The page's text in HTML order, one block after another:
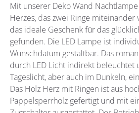
Mit unserer Deko Wand
Herzes, das zwei Ringe miteinander
das ideale Geschenk für das
gefunden. Die LED Lampe ist
Wunschdatum gestaltbar. Das
durch LED Licht indirekt beleuchtet
Tageslicht, aber auch im Dunkeln,
Das Holz Herz mit Ringen ist aus
Pappelsperrholz gefertigt und mit